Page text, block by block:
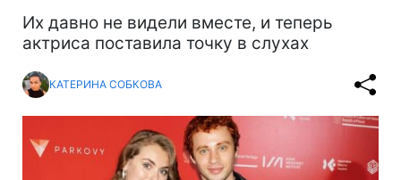
Их давно не видели вместе, и теперь
актриса поставила точку в слухах
КАТЕРИНА СОБКОВА